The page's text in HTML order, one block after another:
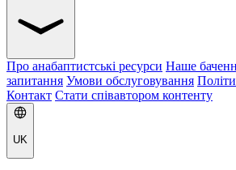
Про анабаптистські ресурси Наше
запитання Умови обслуговування
Контакт Стати співавтором контенту
UK